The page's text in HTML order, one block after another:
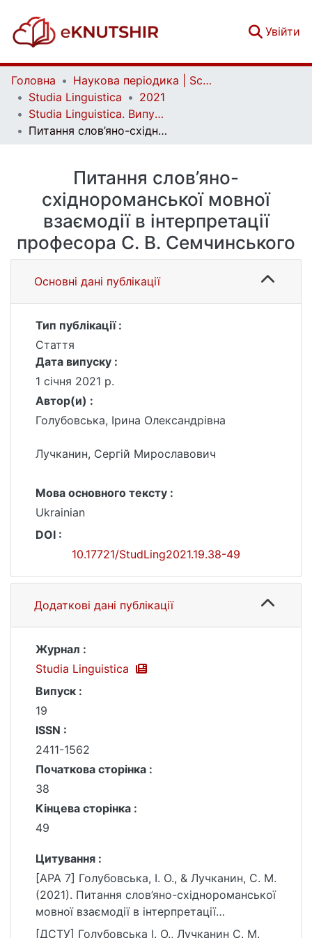
Увійти
Головна
Наукова періодика | Scientific periodicals
Studia Linguistica
2021
Studia Linguistica. Випуск 19
Питання слов’яно-cхіднороманської мовної взаємодії в інтерпретації професора С. В. Семчинського
Питання слов’яно-
cхіднороманської мовної
взаємодії в інтерпретації
професора С. В. Семчинського
Основні дані публікації
Тип публікації :
Стаття
Дата випуску :
1 січня 2021 р.
Автор(и) :
Голубовська, Ірина Олександрівна
Лучканин, Сергій Мирославович
Мова основного тексту :
Ukrainian
DOI :
10.17721/StudLing2021.19.38-49
Додаткові дані публікації
Журнал :
Studia Linguistica
Випуск :
19
ISSN :
2411-1562
Початкова сторінка :
38
Кінцева сторінка :
49
Цитування :
[APA 7] Голубовська, І. О., & Лучканин, С. М.
(2021). Питання слов’яно-cхіднороманської
мовної взаємодії в інтерпретації
професора С. В. Семчинського. Studia
[ДСТУ] Голубовська І. О., Лучканин С. М.